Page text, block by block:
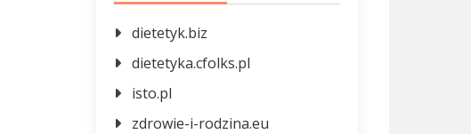
dietetyk.biz
dietetyka.cfolks.pl
isto.pl
zdrowie-i-rodzina.eu